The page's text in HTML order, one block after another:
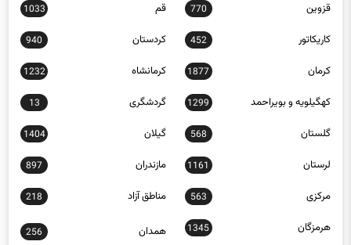
کاریکاتور 452 کردستان 940
کرمان 1877 کرمانشاه 1232
کهگیلویه و بویراحمد 1299 گردشگری 13
گلستان 568 گیلان 1404
لرستان 1161 مازندران 897
مرکزی 563 مناطق آزاد 218
هرمزگان 1345
256
یزد 30